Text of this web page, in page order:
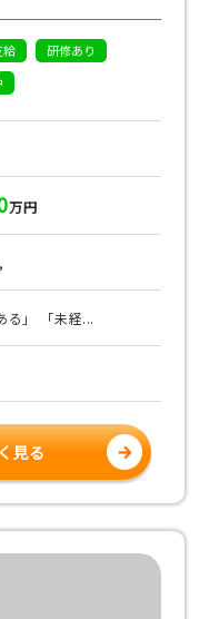
給
研修あり
万円
る」 「未経...
見る